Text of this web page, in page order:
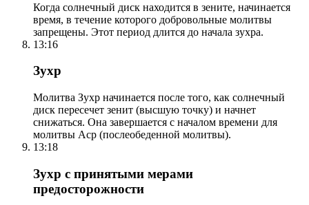
Когда солнечный диск находится в зените, начинается
время, в течение которого добровольные молитвы
запрещены. Этот период длится до начала зухра.
13:16
Зухр
Молитва Зухр начинается после того, как солнечный
диск пересечет зенит (высшую точку) и начнет
снижаться. Она завершается с началом времени для
молитвы Аср (послеобеденной молитвы).
13:18
Зухр с принятыми мерами
предосторожности